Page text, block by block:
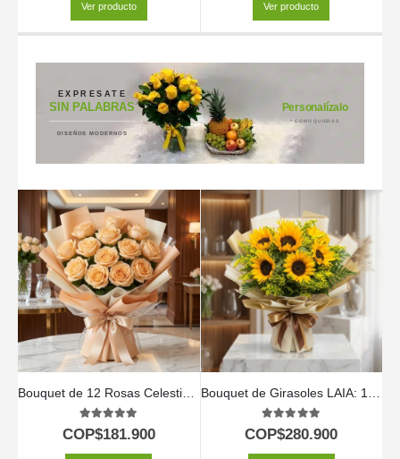
Ver producto Ver producto
EXPRESATE
SIN PALABRAS
DISEÑOS MODERNOS
Personalízalo
* COMO QUIERAS
5.00out of 5
COP$181.900 5.00out of 5
COP$280.900